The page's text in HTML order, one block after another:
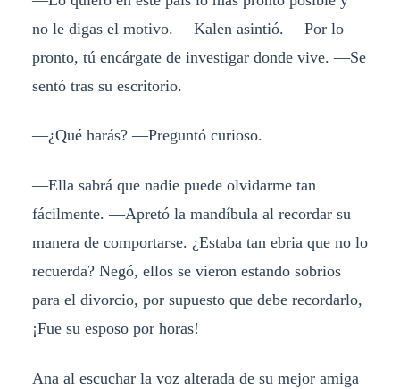
no le digas el motivo. ―Kalen asintió. ―Por lo
pronto, tú encárgate de investigar donde vive. ―Se
sentó tras su escritorio.
―¿Qué harás? ―Preguntó curioso.
―Ella sabrá que nadie puede olvidarme tan
fácilmente. ―Apretó la mandíbula al recordar su
manera de comportarse. ¿Estaba tan ebria que no lo
recuerda? Negó, ellos se vieron estando sobrios
para el divorcio, por supuesto que debe recordarlo,
¡Fue su esposo por horas!
Ana al escuchar la voz alterada de su mejor amiga